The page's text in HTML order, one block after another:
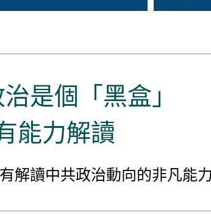
是個「黑盒」
能力解讀
解讀中共政治動向的非凡能